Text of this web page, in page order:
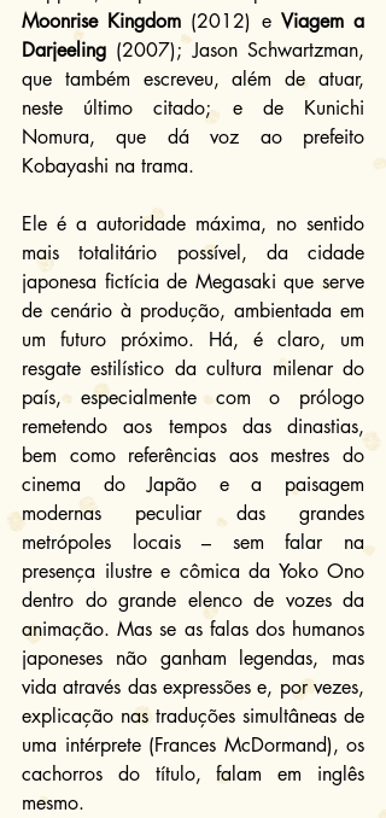
Moonrise Kingdom (2012) e Viagem a
Darjeeling (2007); Jason Schwartzman,
que também escreveu, além de atuar,
neste último citado; e de Kunichi
Nomura, que dá voz ao prefeito
Kobayashi na trama.
Ele é a autoridade máxima, no sentido
mais totalitário possível, da cidade
japonesa fictícia de Megasaki que serve
de cenário à produção, ambientada em
um futuro próximo. Há, é claro, um
resgate estilístico da cultura milenar do
país, especialmente com o prólogo
remetendo aos tempos das dinastias,
bem como referências aos mestres do
cinema do Japão e a paisagem
modernas peculiar das grandes
metrópoles locais – sem falar na
presença ilustre e cômica da Yoko Ono
dentro do grande elenco de vozes da
animação. Mas se as falas dos humanos
japoneses não ganham legendas, mas
vida através das expressões e, por vezes,
explicação nas traduções simultâneas de
uma intérprete (Frances McDormand), os
cachorros do título, falam em inglês
mesmo.